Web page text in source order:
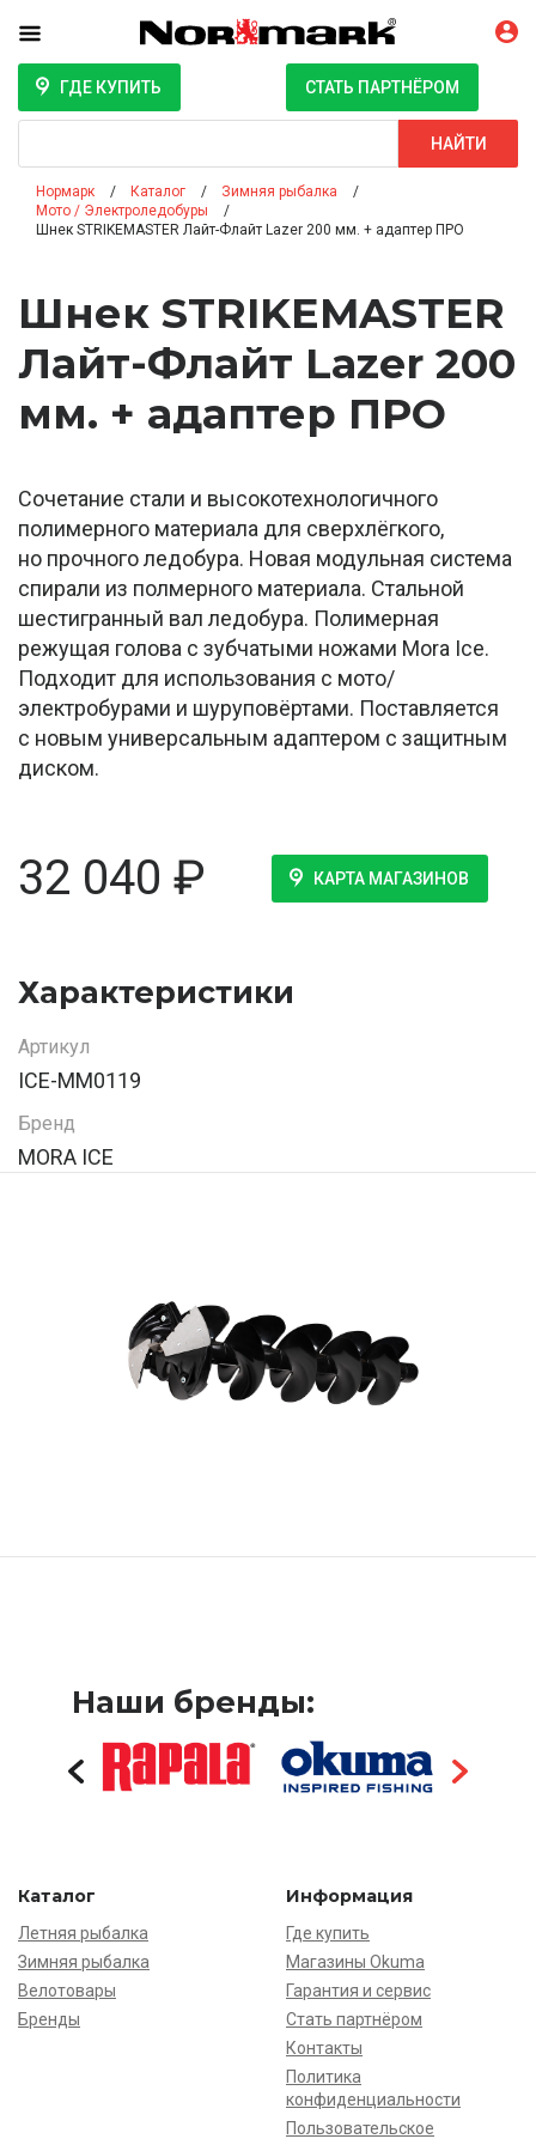
ГДЕ КУПИТЬ СТАТЬ ПАРТНЁРОМ
НАЙТИ
Нормарк Каталог
Зимняя рыбалка
Мото / Электроледобуры
Шнек STRIKEMASTER Лайт-Флайт Lazer 200 мм. + адаптер ПРО
Шнек STRIKEMASTER
Лайт-Флайт Lazer 200
мм. + адаптер ПРО
Сочетание стали и высокотехнологичного
полимерного материала для сверхлёгкого,
но прочного ледобура. Новая модульная система
спирали из полмерного материала. Стальной
шестигранный вал ледобура. Полимерная
режущая голова с зубчатыми ножами Mora Ice.
Подходит для использования с мото/
электробурами и шуруповёртами. Поставляется
с новым универсальным адаптером с защитным
диском.
32 040 ₽ КАРТА МАГАЗИНОВ
Характеристики
Артикул
ICE-MM0119
Бренд
MORA ICE
Наши бренды:
Каталог
Летняя рыбалка
Зимняя рыбалка
Велотовары
Бренды
Информация
Где купить
Магазины Okuma
Гарантия и сервис
Стать партнёром
Контакты
Политика
конфиденциальности
Пользовательское